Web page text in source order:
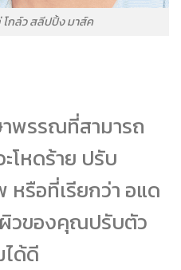
โกล์ว สลีปปิ้ง มาส์ค
พรรณที่สามารถ
โหดร้าย ปรับ
หรือที่เรียกว่า อแด
ผิวของคุณปรับตัว
ด้ดี